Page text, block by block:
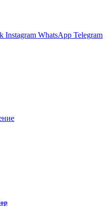
Instagram WhatsApp Telegram